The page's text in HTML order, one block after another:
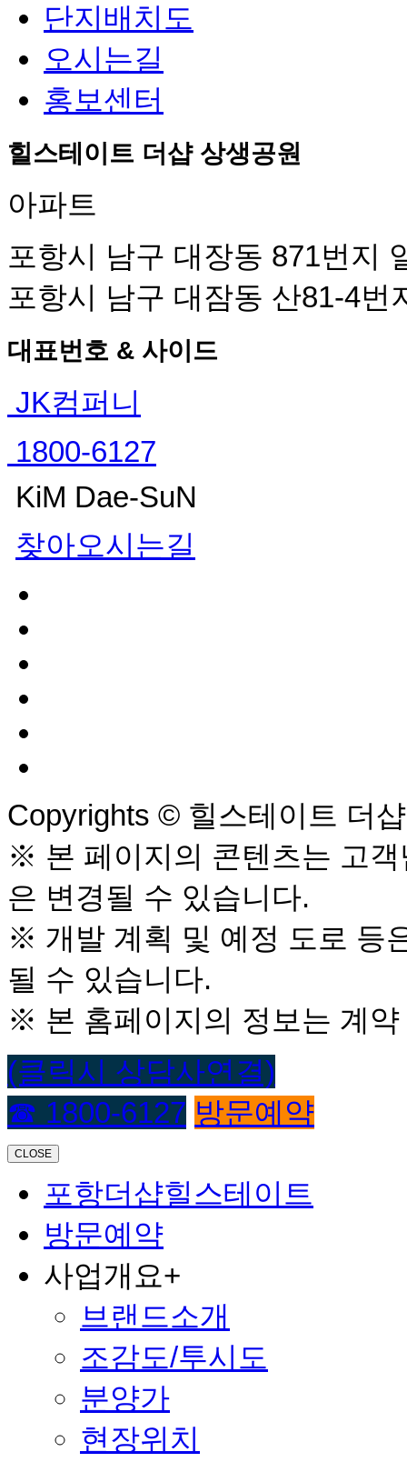
단지배치도
오시는길
홍보센터
힐스테이트 더샵 상생공원
아파트
포항시 남구 대장동 871번지
포항시 남구 대잠동 산81-4번
대표번호 & 사이드
JK컴퍼니
1800-6127
KiM Dae-SuN
찾아오시는길
Copyrights © 힐스테이트 더
※ 본 페이지의 콘텐츠는 고
은 변경될 수 있습니다.
※ 개발 계획 및 예정 도로 등
될 수 있습니다.
※ 본 홈페이지의 정보는 계
(클릭시 상담사연결)
☎ 1800-6127 방문예약
CLOSE
포항더샵힐스테이트
방문예약
사업개요+
브랜드소개
조감도/투시도
분양가
현장위치